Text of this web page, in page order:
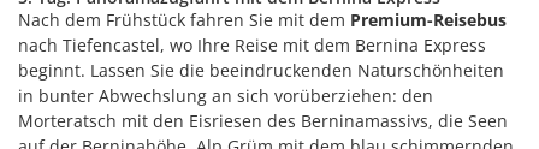
Nach dem Frühstück fahren Sie mit dem Premium-Reisebus
nach Tiefencastel, wo Ihre Reise mit dem Bernina Express
beginnt. Lassen Sie die beeindruckenden Naturschönheiten
in bunter Abwechslung an sich vorüberziehen: den
Morteratsch mit den Eisriesen des Berninamassivs, die Seen